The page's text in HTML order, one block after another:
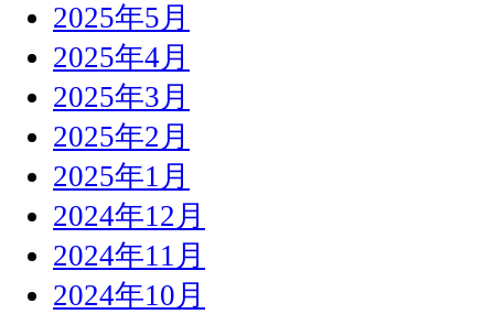
2025年5月
2025年4月
2025年3月
2025年2月
2025年1月
2024年12月
2024年11月
2024年10月